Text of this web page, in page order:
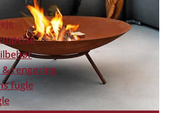
rengøring
fugle